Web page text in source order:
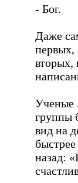
- Бог.
Даже
первых,
вторых,
Ученые
группы
вид на
назад: